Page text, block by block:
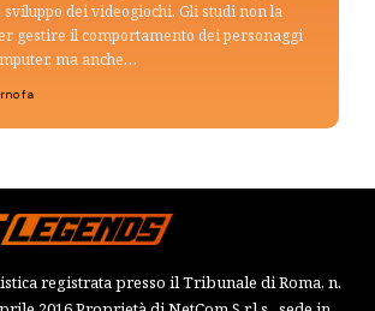
dei videogiochi. Gli studi non la
gestire il comportamento dei personaggi
ma anche…
fa
registrata presso il Tribunale di Roma, n.